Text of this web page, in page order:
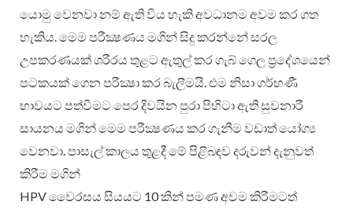
යොමු වෙනවා නම් ඇති විය හැකි අවධානම අවම කර ගත
හැකිය. මෙම පරීක්‍ෂණය මගින් සිදු කරන්නේ සරල
උපකරණයක් ශරීරය තුළට ඇතුල් කර ගැබ් ගෙල ප්‍රදේශයෙන්
පටකයක් ගෙන පරීක්‍ෂා කර බැලීමයි. එම නිසා ගර්භණී
භාවයට පත්වීමට පෙර දිවයින පුරා පිහිටා ඇති සුවනාරී
සායනය මගින් මෙම පරීක්‍ෂණය කර ගැනීම වඩාත් යෝග්‍ය
වෙනවා. පාසැල් කාලය තුළදී මේ පිළිබඳව දරුවන් දැනුවත්
කිරීම මගින්
HPV වෛරසය සියයට 10 කින් පමණ අවම කිරීමටත්